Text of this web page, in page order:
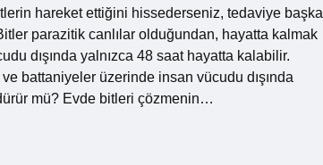
hareket ettiğini hissederseniz, tedaviye başka
parazitik canlılar olduğundan, hayatta kalmak
dışında yalnızca 48 saat hayatta kalabilir.
battaniyeler üzerinde insan vücudu dışında
mü? Evde bitleri çözmenin…